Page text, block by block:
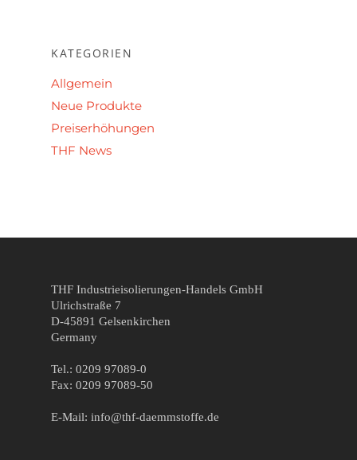
KATEGORIEN
Allgemein
Neue Produkte
Preiserhöhungen
THF News
THF Industrieisolierungen-Handels GmbH
Ulrichstraße 7
D-45891 Gelsenkirchen
Germany
Tel.: 0209 97089-0
Fax: 0209 97089-50
E-Mail: info@thf-daemmstoffe.de